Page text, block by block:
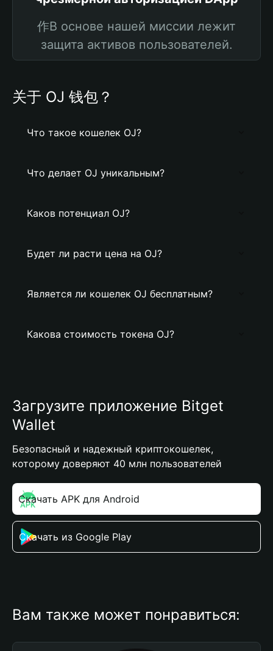
作В основе нашей миссии лежит
защита активов пользователей.
关于 OJ 钱包？
Что такое кошелек OJ?
Что делает OJ уникальным?
Каков потенциал OJ?
Будет ли расти цена на OJ?
Является ли кошелек OJ бесплатным?
Какова стоимость токена OJ?
Загрузите приложение Bitget
Wallet
Безопасный и надежный криптокошелек,
которому доверяют 40 млн пользователей
Скачать APK для Android
Скачать из Google Play
Вам также может понравиться: